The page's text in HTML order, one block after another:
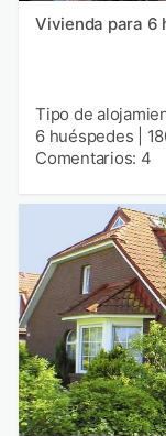
Vivienda para 6
Tipo de
6 huéspedes
Comentarios: 4